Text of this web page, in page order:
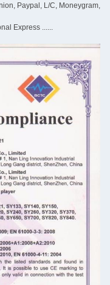
Paypal, L/C, Moneygram,
Express ......